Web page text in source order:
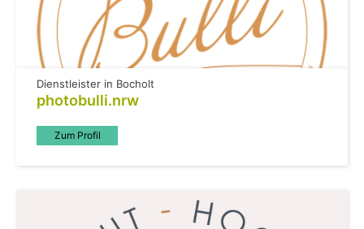
Dienstleister in Bocholt
photobulli.nrw
Zum Profil